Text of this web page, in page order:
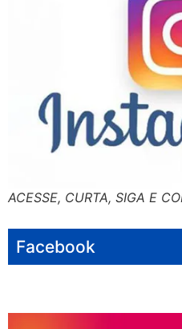
ACESSE, CURTA, SIGA E
Facebook